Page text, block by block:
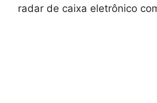
radar de caixa eletrônico